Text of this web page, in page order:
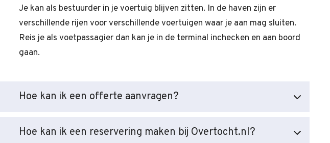
Je kan als bestuurder in je voertuig blijven zitten. In de haven zijn er
verschillende rijen voor verschillende voertuigen waar je aan mag sluiten.
Reis je als voetpassagier dan kan je in de terminal inchecken en aan boord
gaan.
Hoe kan ik een offerte aanvragen?
Hoe kan ik een reservering maken bij Overtocht.nl?